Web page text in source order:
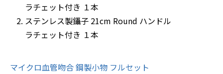
ラチェット付き １本
ステンレス製鑷子 21cm Round ハンドル
ラチェット付き １本
マイクロ血管吻合 鋼製小物 フルセット